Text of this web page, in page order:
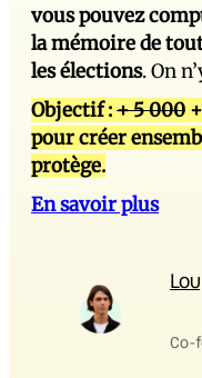
vous pouvez
la mémoire de
les élections. On
Objectif :+ 5 000
pour créer
protège.
En savoir plus
Co-